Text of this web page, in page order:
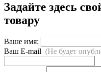
Задайте здесь
товару
Ваше имя:
Ваш E-mail (Не будет